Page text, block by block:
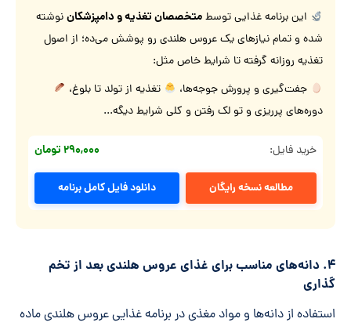
این برنامه غذایی توسطمتخصصان تغذیه و دامپزشکاننوشته
شده و تمام نیازهای یک عروس هلندی رو پوشش می‌ده؛ از اصول
تغذیه روزانه گرفته تا شرایط خاص مثل:
جفت‌گیری و پرورش جوجه‌ها،
تغذیه از تولد تا بلوغ،
دوره‌های پرریزی و تو لک رفتن و کلی شرایط دیگه...
خرید فایل: ۲۹۰,۰۰۰ تومان
مطالعه نسخه رایگان دانلود فایل کامل برنامه
۴. دانه‌های مناسب برای غذای عروس هلندی بعد از تخم
گذاری
استفاده از دانه‌ها و مواد مغذی در برنامه غذایی عروس هلندی ماده